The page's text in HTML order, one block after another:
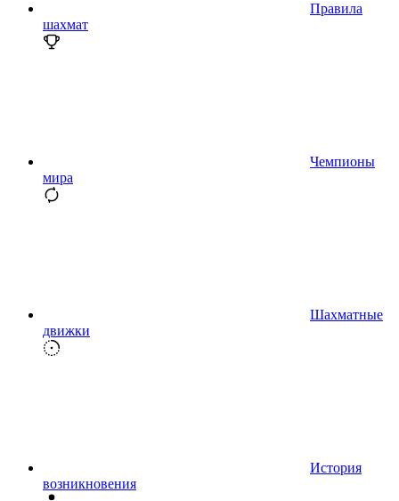
Правила
шахмат
Чемпионы
мира
Шахматные
движки
История
возникновения